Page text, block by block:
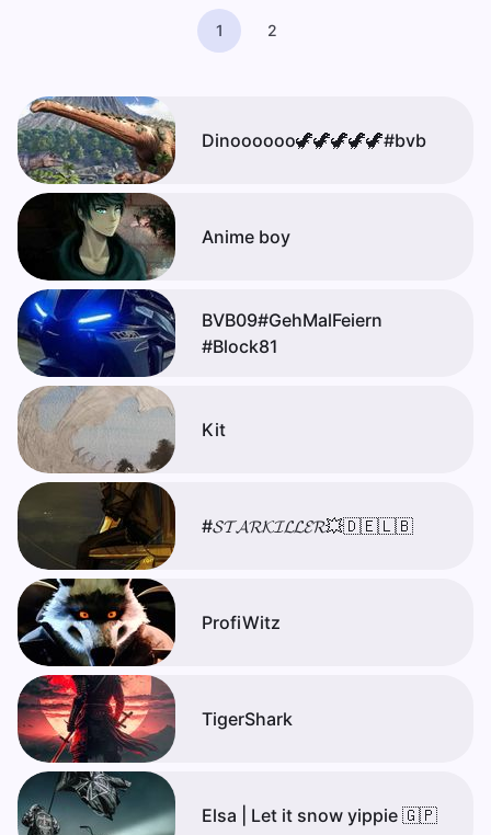
1 2
Dinoooooo🦖🦖🦖🦖🦖#bvb
Anime boy
BVB09#GehMalFeiern
#Block81
Kit
#𝓢𝓣𝓐𝓡𝓚𝓘𝓛𝓛𝓔𝓡💥🇩🇪🇱🇧
ProfiWitz
TigerShark
Elsa | Let it snow yippie 🇬🇵